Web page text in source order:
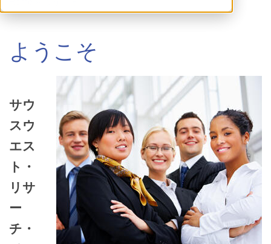
ようこそ
Image
サウ
スウ
エス
ト・
リサ
ー
チ・